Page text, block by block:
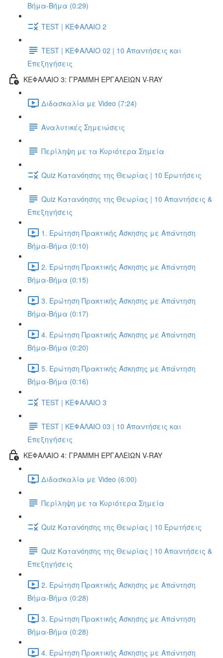
Βήμα-Βήμα (0:29)
TEST | ΚΕΦΑΛΑΙΟ 2
TEST | ΚΕΦΑΛΑΙΟ 02 | 10 Απαντήσεις και
Επεξηγήσεις
ΚΕΦΑΛΑΙΟ 3: ΓΡΑΜΜΗ ΕΡΓΑΛΕΙΩΝ V-RAY
Διδασκαλία με Video (7:24)
Αναλυτικές Σημειώσεις
Περίληψη με τα Κυριότερα Σημεία
Quiz Κατανόησης της Θεωρίας | 10 Ερωτήσεις
Quiz Κατανόησης της Θεωρίας | 10 Απαντήσεις &
Επεξηγήσεις
1. Ερώτηση Πρακτικής Άσκησης με Απάντηση
Βήμα-Βήμα (0:10)
2. Ερώτηση Πρακτικής Άσκησης με Απάντηση
Βήμα-Βήμα (0:15)
3. Ερώτηση Πρακτικής Άσκησης με Απάντηση
Βήμα-Βήμα (0:17)
4. Ερώτηση Πρακτικής Άσκησης με Απάντηση
Βήμα-Βήμα (0:20)
5. Ερώτηση Πρακτικής Άσκησης με Απάντηση
Βήμα-Βήμα (0:16)
TEST | ΚΕΦΑΛΑΙΟ 3
TEST | ΚΕΦΑΛΑΙΟ 03 | 10 Απαντήσεις και
Επεξηγήσεις
ΚΕΦΑΛΑΙΟ 4: ΓΡΑΜΜΗ ΕΡΓΑΛΕΙΩΝ V-RAY
Διδασκαλία με Video (6:00)
Περίληψη με τα Κυριότερα Σημεία
Quiz Κατανόησης της Θεωρίας | 10 Ερωτήσεις
Quiz Κατανόησης της Θεωρίας | 10 Απαντήσεις &
Επεξηγήσεις
2. Ερώτηση Πρακτικής Άσκησης με Απάντηση
Βήμα-Βήμα (0:28)
3. Ερώτηση Πρακτικής Άσκησης με Απάντηση
Βήμα-Βήμα (0:28)
4. Ερώτηση Πρακτικής Άσκησης με Απάντηση